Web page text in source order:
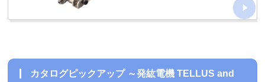
カタログピックアップ ～発紘電機 TELLUS and